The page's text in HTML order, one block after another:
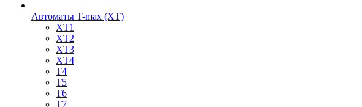
Автоматы T-max (XT)
XT1
XT2
XT3
XT4
T4
T5
T6
T7